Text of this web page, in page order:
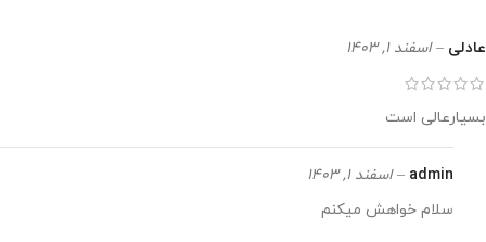
عادلی – اسفند 1, 1403
بسیارعالی است
admin
– اسفند 1, 1403
سلام خواهش میکنم